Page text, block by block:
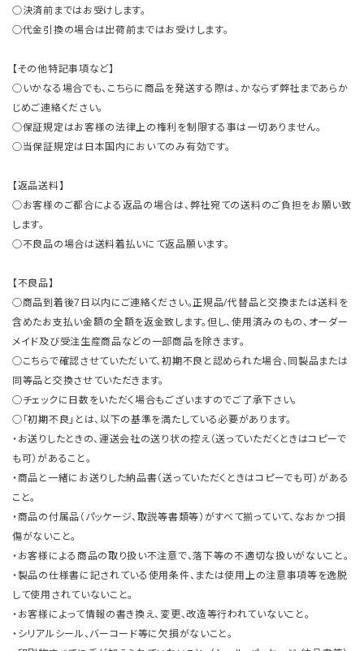
○決済前まではお受けします。
○代金引換の場合は出荷前まではお受けします。
【その他特記事項など】
○いかなる場合でも、こちらに商品を発送する際は、かならず弊社まであらか
じめご連絡ください。
○保証規定はお客様の法律上の権利を制限する事は一切ありません。
○当保証規定は日本国内においてのみ有効です。
【返品送料】
○お客様のご都合による返品の場合は、弊社宛ての送料のご負担をお願い致
します。
○不良品の場合は送料着払いにて返品願います。
【不良品】
○商品到着後7日以内にご連絡ください。正規品/代替品と交換または送料を
含めたお支払い金額の全額を返金致します。但し、使用済みのもの、オーダー
メイド及び受注生産商品などの一部商品を除きます。
○こちらで確認させていただいて、初期不良と認められた場合、同製品または
同等品と交換させていただきます。
○チェックに日数をいただく場合もございますのでご了承下さい。
○「初期不良」とは、以下の基準を満たしている必要があります。
・お送りしたときの、運送会社の送り状の控え（送っていただくときはコピーで
も可）があること。
・商品と一緒にお送りした納品書（送っていただくときはコピーでも可）がある
こと。
・商品の付属品（パッケージ、取説等書類等）がすべて揃っていて、なおかつ損
傷がないこと。
・お客様による商品の取り扱い不注意で、落下等の不適切な扱いがないこと。
・製品の仕様書に記されている使用条件、または使用上の注意事項等を逸脱
して使用されていないこと。
・お客様によって情報の書き換え、変更、改造等行われていないこと。
・シリアルシール、バーコード等に欠損がないこと。